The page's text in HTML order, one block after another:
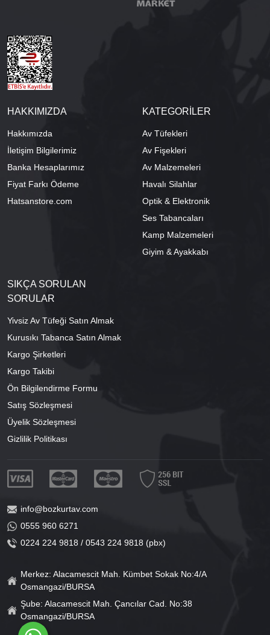
HAKKIMIZDA
Hakkımızda
İletişim Bilgilerimiz
Banka Hesaplarımız
Fiyat Farkı Ödeme
Hatsanstore.com
KATEGORİLER
Av Tüfekleri
Av Fişekleri
Av Malzemeleri
Havalı Silahlar
Optik & Elektronik
Ses Tabancaları
Kamp Malzemeleri
Giyim & Ayakkabı
SIKÇA SORULAN
SORULAR
Yivsiz Av Tüfeği Satın Almak
Kurusıkı Tabanca Satın Almak
Kargo Şirketleri
Kargo Takibi
Ön Bilgilendirme Formu
Satış Sözleşmesi
Üyelik Sözleşmesi
Gizlilik Politikası
info@bozkurtav.com
0555 960 6271
0224 224 9818 / 0543 224 9818 (pbx)
Merkez: Alacamescit Mah. Kümbet Sokak No:4/A
Osmangazi/BURSA
Şube: Alacamescit Mah. Çancılar Cad. No:38
Osmangazi/BURSA